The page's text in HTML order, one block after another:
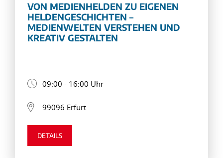
VON MEDIENHELDEN ZU EIGENEN
HELDENGESCHICHTEN –
MEDIENWELTEN VERSTEHEN UND
KREATIV GESTALTEN
09:00 - 16:00 Uhr
99096 Erfurt
DETAILS